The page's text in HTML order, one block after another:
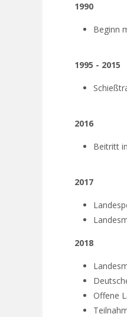
1990
Beginn
1995 - 2015
2016
Beitritt
2017
2018
Offene